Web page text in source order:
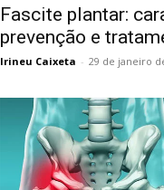
Fascite plantar:
prevenção e
Irineu Caixeta - 29 de janeiro